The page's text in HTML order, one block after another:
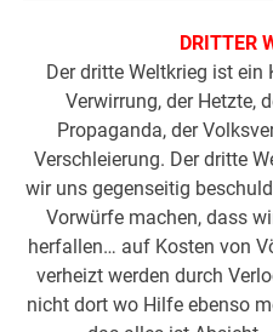
DRITTER
Der dritte Weltkrieg ist
Verwirrung, der Hetzte,
Propaganda, der
Verschleierung. Der dritte
wir uns gegenseitig
Vorwürfe machen, dass
herfallen… auf Kosten von
verheizt werden durch
nicht dort wo Hilfe ebenso